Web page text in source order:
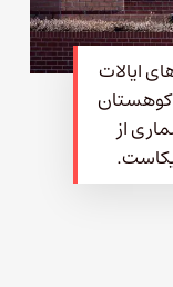
ایالات
کوهستان
از